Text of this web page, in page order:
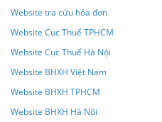
Website tra cứu hóa đơn
Website Cục Thuế TPHCM
Website Cục Thuế Hà Nội
Website BHXH Việt Nam
Website BHXH TPHCM
Website BHXH Hà Nội